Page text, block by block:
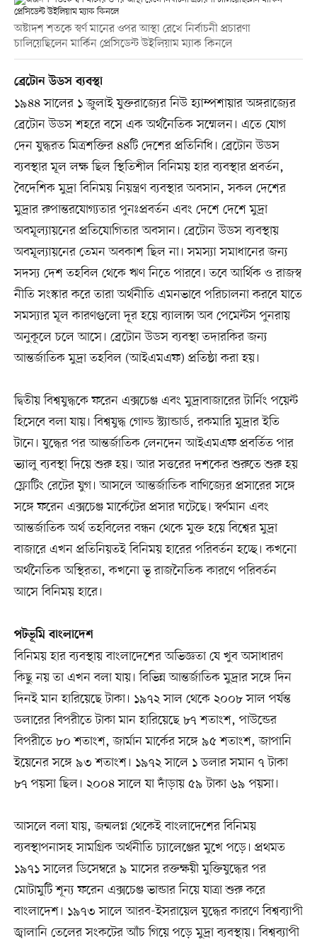
অষ্টাদশ শতকে স্বর্ণ মানের ওপর আস্থা রেখে নির্বাচনী প্রচারণা
চালিয়েছিলেন মার্কিন প্রেসিডেন্ট উইলিয়াম ম্যাক কিনলে
ব্রেটোন উডস ব্যবস্থা
১৯৪৪ সালের ১ জুলাই যুক্তরাজ্যের নিউ হ্যাম্পশায়ার অঙ্গরাজ্যের
ব্রেটোন উডস শহরে বসে এক অর্থনৈতিক সম্মেলন। এতে যোগ
দেন যুদ্ধরত মিত্রশক্তির ৪৪টি দেশের প্রতিনিধি। ব্রেটোন উডস
ব্যবস্থার মূল লক্ষ ছিল স্থিতিশীল বিনিময় হার ব্যবস্থার প্রবর্তন,
বৈদেশিক মুদ্রা বিনিময় নিয়ন্ত্রণ ব্যবস্থার অবসান, সকল দেশের
মুদ্রার রুপান্তরযোগ্যতার পুনঃপ্রবর্তন এবং দেশে দেশে মুদ্রা
অবমূল্যায়নের প্রতিযোগিতার অবসান। ব্রেটোন উডস ব্যবস্থায়
অবমূল্যায়নের তেমন অবকাশ ছিল না। সমস্যা সমাধানের জন্য
সদস্য দেশ তহবিল থেকে ঋণ নিতে পারবে। তবে আর্থিক ও রাজস্ব
নীতি সংস্কার করে তারা অর্থনীতি এমনভাবে পরিচালনা করবে যাতে
সমস্যার মূল কারণগুলো দূর হয়ে ব্যালান্স অব পেমেন্টস পুনরায়
অনুকূলে চলে আসে। ব্রেটোন উডস ব্যবস্থা তদারকির জন্য
আন্তর্জাতিক মুদ্রা তহবিল (আইএমএফ) প্রতিষ্ঠা করা হয়।
দ্বিতীয় বিশ্বযুদ্ধকে ফরেন এক্সচেঞ্জ এবং মুদ্রাবাজারের টার্নিং পয়েন্ট
হিসেবে বলা যায়। বিশ্বযুদ্ধ গোল্ড স্ট্যান্ডার্ড, রকমারি মুদ্রার ইতি
টানে। যুদ্ধের পর আন্তর্জাতিক লেনদেন আইএমএফ প্রবর্তিত পার
ভ্যালু ব্যবস্থা দিয়ে শুরু হয়। আর সত্তরের দশকের শুরুতে শুরু হয়
ফ্লোটিং রেটের যুগ। আসলে আন্তর্জাতিক বাণিজ্যের প্রসারের সঙ্গে
সঙ্গে ফরেন এক্সচেঞ্জ মার্কেটের প্রসার ঘটেছে। স্বর্ণমান এবং
আন্তর্জাতিক অর্থ তহবিলের বন্ধন থেকে মুক্ত হয়ে বিশ্বের মুদ্রা
বাজারে এখন প্রতিনিয়তই বিনিময় হারের পরিবর্তন হচ্ছে। কখনো
অর্থনৈতিক অস্থিরতা, কখনো ভূ রাজনৈতিক কারণে পরিবর্তন
আসে বিনিময় হারে।
পটভূমি বাংলাদেশ
বিনিময় হার ব্যবস্থায় বাংলাদেশের অভিজ্ঞতা যে খুব অসাধারণ
কিছু নয় তা এখন বলা যায়। বিভিন্ন আন্তর্জাতিক মুদ্রার সঙ্গে দিন
দিনই মান হারিয়েছে টাকা। ১৯৭২ সাল থেকে ২০০৮ সাল পর্যন্ত
ডলারের বিপরীতে টাকা মান হারিয়েছে ৮৭ শতাংশ, পাউন্ডের
বিপরীতে ৮০ শতাংশ, জার্মান মার্কের সঙ্গে ৯৫ শতাংশ, জাপানি
ইয়েনের সঙ্গে ৯৩ শতাংশ। ১৯৭২ সালে ১ ডলার সমান ৭ টাকা
৮৭ পয়সা ছিল। ২০০৪ সালে যা দাঁড়ায় ৫৯ টাকা ৬৯ পয়সা।
আসলে বলা যায়, জন্মলগ্ন থেকেই বাংলাদেশের বিনিময়
ব্যবস্থাপনাসহ সামগ্রিক অর্থনীতি চ্যালেঞ্জের মুখে পড়ে। প্রথমত
১৯৭১ সালের ডিসেম্বরে ৯ মাসের রক্তক্ষয়ী মুক্তিযুদ্ধের পর
মোটামুটি শূন্য ফরেন এক্সচেঞ্জ ভান্ডার নিয়ে যাত্রা শুরু করে
বাংলাদেশ। ১৯৭৩ সালে আরব-ইসরায়েল যুদ্ধের কারণে বিশ্বব্যাপী
জ্বালানি তেলের সংকটের আঁচ গিয়ে পড়ে মুদ্রা ব্যবস্থায়। বিশ্বব্যাপী